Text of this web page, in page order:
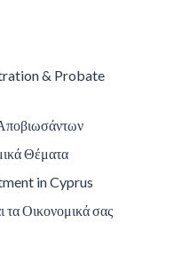
& Probate
Θέματα
in Cyprus
τα Οικονομικά σας